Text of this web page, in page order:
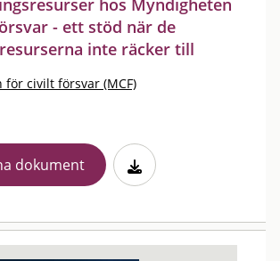
hos Myndigheten
- ett stöd när de
inte räcker till
för civilt försvar (MCF)
dokument